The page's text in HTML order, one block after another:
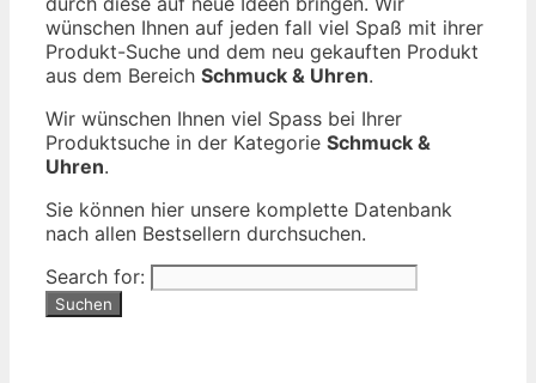
wünschen Ihnen auf jeden fall viel Spaß mit ihrer
Produkt-Suche und dem neu gekauften Produkt
aus dem Bereich Schmuck & Uhren.
Wir wünschen Ihnen viel Spass bei Ihrer
Produktsuche in der Kategorie Schmuck &
Uhren.
Sie können hier unsere komplette Datenbank
nach allen Bestsellern durchsuchen.
Search for: